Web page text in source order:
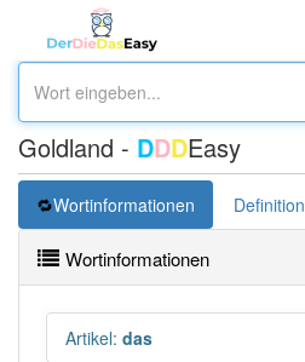
Goldland - DDDEasy
Wortinformationen Definition
Wortinformationen
Artikel: das